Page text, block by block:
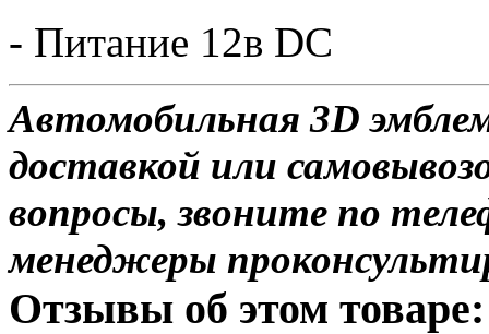
- Питание 12в DC
Автомобильная 3D
доставкой или
вопросы, звоните по
менеджеры
Отзывы об этом товаре: